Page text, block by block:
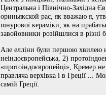
Центральна і Північно-Західна
ориньякской рас, як вважаю я,
шнурової кераміки, як на
завойовники розійшлися в різні
Але елліни були першою хвилею
неіндоєвропейська, 2)
«протоіндоєвропейці», Кремер
правляча верхівка і в Греції ...
самій Греції.